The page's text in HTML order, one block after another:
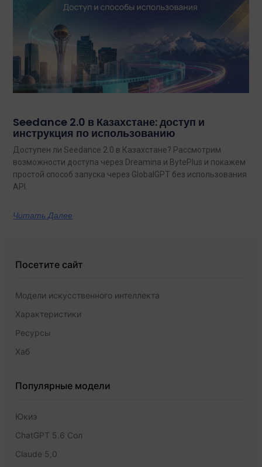
Seedance 2.0 в Казахстане: доступ и
инструкция по использованию
Доступен ли Seedance 2.0 в Казахстане? Рассмотрим
возможности доступа через Dreamina и BytePlus и покажем
простой способ запуска через GlobalGPT без использования
API.
Читать Далее
Посетите сайт
Модели искусственного интеллекта
Характеристики
Ресурсы
Хаб
Популярные модели
Юкиэ
ChatGPT 5.6 Сол
Claude 5,0